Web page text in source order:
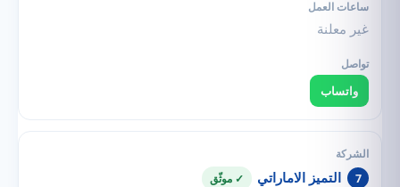
غير معلنة
واتساب
7 التميز الاماراتي ✓ موثّق